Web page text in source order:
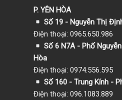
P. YÊN HÒA
Số 19 - Nguyễn Thị
Điện thoại: 0965.650.986
Số 6 N7A - Phố
Hòa
Điện thoại: 0974.556.595
Số 160 - Trung Kính -
Điện thoại: 096.1083.889